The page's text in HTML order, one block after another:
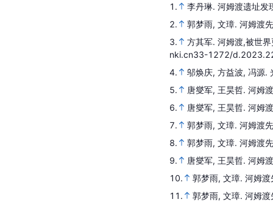
1. 李丹琳. 河姆渡遗址发
2.
郭梦雨, 文璋. 河姆渡
3.
方其军. 河姆渡,被世
nki.cn33-1272/
4.
邬焕庆, 方益波, 冯源.
5.
唐燮军, 王昊哲. 河姆
6.
唐燮军, 王昊哲. 河姆
7.
郭梦雨, 文璋. 河姆渡
8.
郭梦雨, 文璋. 河姆渡
9.
唐燮军, 王昊哲. 河姆
10.
郭梦雨, 文璋. 河姆渡
11.
郭梦雨, 文璋. 河姆渡